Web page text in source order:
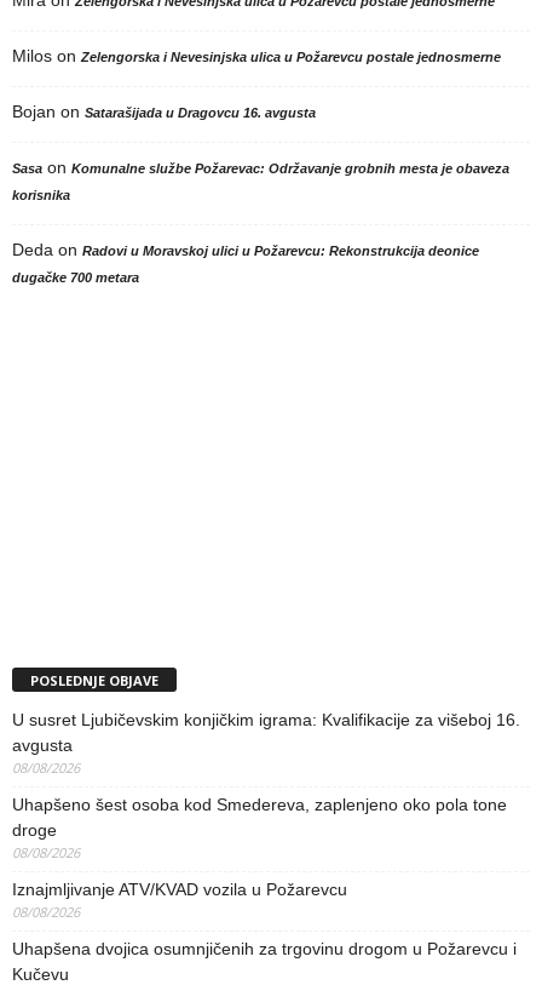
Milos on Zelengorska i Nevesinjska ulica u Požarevcu postale jednosmerne
Bojan on Satarašijada u Dragovcu 16. avgusta
Sasa on Komunalne službe Požarevac: Održavanje grobnih mesta je obaveza
korisnika
Deda on Radovi u Moravskoj ulici u Požarevcu: Rekonstrukcija deonice
dugačke 700 metara
POSLEDNJE OBJAVE
U susret Ljubičevskim konjičkim igrama: Kvalifikacije za višeboj 16.
avgusta
08/08/2026
Uhapšeno šest osoba kod Smedereva, zaplenjeno oko pola tone
droge
08/08/2026
Iznajmljivanje ATV/KVAD vozila u Požarevcu
08/08/2026
Uhapšena dvojica osumnjičenih za trgovinu drogom u Požarevcu i
Kučevu